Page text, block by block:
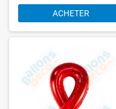
ACHETER